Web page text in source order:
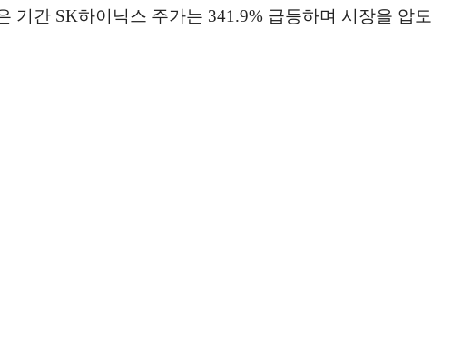
기간 SK하이닉스 주가는 341.9% 급등하며 시장을 압도